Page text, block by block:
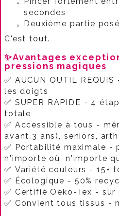
secondes
Deuxième partie
C'est tout.​
✨Avantages
pressions magiques
✅ AUCUN OUTIL
les doigts​
✅ SUPER RAPIDE - 4
totale
✅ Accessible à tous -
avant 3 ans), seniors,
✅ Portabilité maximale -
n'importe où, n'importe
✅ Variété couleurs - 15+
✅ Écologique - 50%
✅ Certifié Oeko-Tex - sûr
✅ Convient tous tissus -